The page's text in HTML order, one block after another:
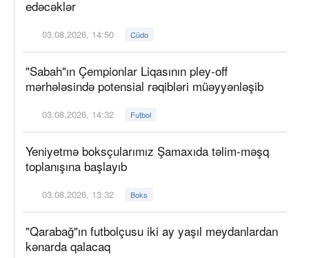
edəcəklər
03.08.2026, 14:50 Cüdo
"Sabah"ın Çempionlar Liqasının pley-off
mərhələsində potensial rəqibləri müəyyənləşib
03.08.2026, 14:32 Futbol
Yeniyetmə boksçularımız Şamaxıda təlim-məşq
toplanışına başlayıb
03.08.2026, 13:32 Boks
"Qarabağ"ın futbolçusu iki ay yaşıl meydanlardan
kənarda qalacaq